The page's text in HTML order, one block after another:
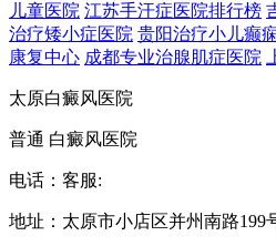
儿童医院 江苏手汗症医院排行榜
治疗矮小症医院 贵阳治疗小儿癫
康复中心 成都专业治腺肌症医院
太原白癜风医院
普通 白癜风医院
电话：客服:
地址：太原市小店区并州南路199